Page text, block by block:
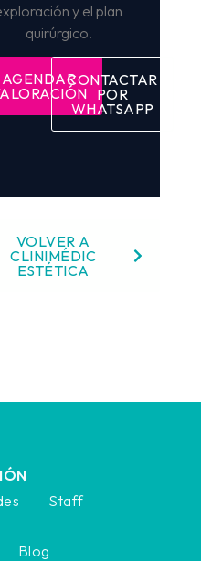
y el plan
quirúrgico.
AGENDARCONTACTAR
POR
WHATSAPP
VOLVER A
CLINIMÉDIC
ESTÉTICA
Staff
Blog